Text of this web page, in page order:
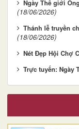
Ngày Thế giới
(18/06/2026)
Thánh lễ truyền
(18/06/2026)
Nét Đẹp Hội Chợ
Trực tuyến: Ngày